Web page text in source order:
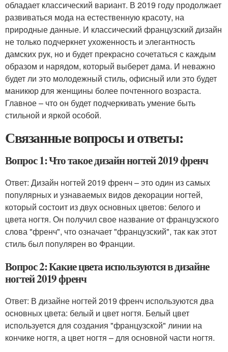
обладает классический вариант. В 2019 году продолжает
развиваться мода на естественную красоту, на
природные данные. И классический французский дизайн
не только подчеркнет ухоженность и элегантность
дамских рук, но и будет прекрасно сочетаться с каждым
образом и нарядом, который выберет дама. И неважно
будет ли это молодежный стиль, офисный или это будет
маникюр для женщины более почтенного возраста.
Главное – что он будет подчеркивать умение быть
стильной и яркой особой.
Связанные вопросы и ответы:
Вопрос 1: Что такое дизайн ногтей 2019 френч
Ответ: Дизайн ногтей 2019 френч – это один из самых
популярных и узнаваемых видов декорации ногтей,
который состоит из двух основных цветов: белого и
цвета ногтя. Он получил свое название от французского
слова "френч", что означает "французский", так как этот
стиль был популярен во Франции.
Вопрос 2: Какие цвета используются в дизайне
ногтей 2019 френч
Ответ: В дизайне ногтей 2019 френч используются два
основных цвета: белый и цвет ногтя. Белый цвет
используется для создания "французской" линии на
кончике ногтя, а цвет ногтя – для основной части ногтя.